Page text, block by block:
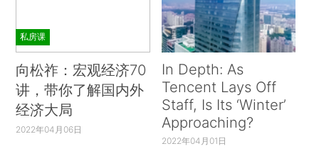
私房课
向松祚：宏观经济70
讲，带你了解国内外
经济大局
2022年04月06日
In Depth: As
Tencent Lays Off
Staff, Is Its ‘Winter’
Approaching?
2022年04月01日